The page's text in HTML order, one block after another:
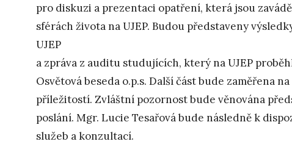
pro diskuzi a prezentaci opatření, která jsou
sférách života na UJEP. Budou představeny
UJEP
a zpráva z auditu studujících, který na UJEP
Osvětová beseda o.p.s. Další část bude zaměřena
příležitostí. Zvláštní pozornost bude věnována
poslání. Mgr. Lucie Tesařová bude následně k
služeb a konzultací.